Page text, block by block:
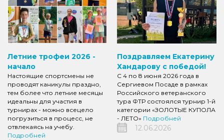
Летние трофеи 2026 -
начало
Настоящие спортсмены не
проводят каникулы праздно,
тем более что летние месяцы
идеальны для участия в
турнирах - можно всецело
погрузиться в процесс, не
отвлекаясь на учебу.
Подробней
Поздравляем Екатерину
Хандарову с победой!
С 4 по 8 июня 2026 года в
Сергиевом Посаде в рамках
Российского ветеранского
тура ФТР состоялся турнир 1-й
категории «ЗОЛОТЫЕ КУПОЛА
- ЛЕТО» Подробней
12.06.2026